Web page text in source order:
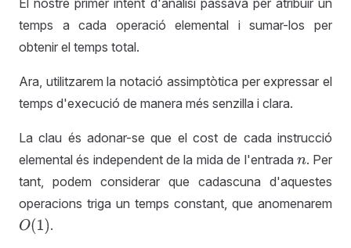
El nostre primer intent d'anàlisi passava per atribuir un
temps a cada operació elemental i sumar-los per
obtenir el temps total.
Ara, utilitzarem la notació assimptòtica per expressar el
temps d'execució de manera més senzilla i clara.
La clau és adonar-se que el cost de cada instrucció
elemental és independent de la mida de l'entrada n. Per
tant, podem considerar que cadascuna d'aquestes
operacions triga un temps constant, que anomenarem
O(1) .